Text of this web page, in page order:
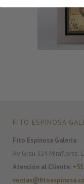
FITO ESPINOSA
Fito Espinosa Galería
Av. Grau 324 Miraflores.
Atención al Cliente: